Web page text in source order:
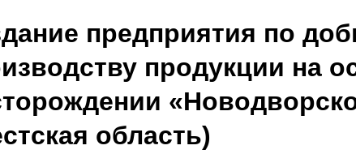
предприятия по
продукции на
область)